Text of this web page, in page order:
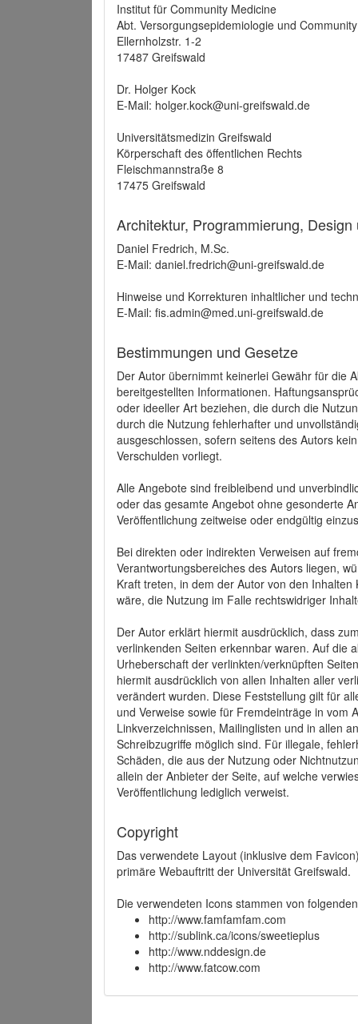
Institut für Community Medicine
Abt. Versorgungsepidemiologie und
Ellernholzstr. 1-2
17487 Greifswald
Dr. Holger Kock
E-Mail: holger.kock@uni-greifswald.de
Universitätsmedizin Greifswald
Körperschaft des öffentlichen Rechts
Fleischmannstraße 8
17475 Greifswald
Architektur, Programmierung,
Daniel Fredrich, M.Sc.
E-Mail: daniel.fredrich@uni-greifswald.de
Hinweise und Korrekturen inhaltlicher und
E-Mail: fis.admin@med.uni-greifswald.de
Bestimmungen und Gesetze
Der Autor übernimmt keinerlei Gewähr für die
bereitgestellten Informationen.
oder ideeller Art beziehen, die durch die
durch die Nutzung fehlerhafter und
ausgeschlossen, sofern seitens des Autors
Verschulden vorliegt.
Alle Angebote sind freibleibend und
oder das gesamte Angebot ohne gesonderte
Veröffentlichung zeitweise oder endgültig
Bei direkten oder indirekten Verweisen auf
Verantwortungsbereiches des Autors liegen,
Kraft treten, in dem der Autor von den
wäre, die Nutzung im Falle rechtswidriger
Der Autor erklärt hiermit ausdrücklich, dass
verlinkenden Seiten erkennbar waren. Auf die
Urheberschaft der verlinkten/verknüpften
hiermit ausdrücklich von allen Inhalten aller
verändert wurden. Diese Feststellung gilt für
und Verweise sowie für Fremdeinträge in vom
Linkverzeichnissen, Mailinglisten und in allen
Schreibzugriffe möglich sind. Für illegale,
Schäden, die aus der Nutzung oder
allein der Anbieter der Seite, auf welche
Veröffentlichung lediglich verweist.
Copyright
Das verwendete Layout (inklusive dem
primäre Webauftritt der Universität Greifswald.
Die verwendeten Icons stammen von
http://www.famfamfam.com
http://sublink.ca/icons/sweetieplus
http://www.nddesign.de
http://www.fatcow.com